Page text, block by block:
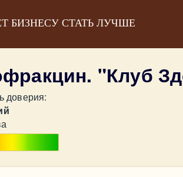
БИЗНЕСУ СТАТЬ ЛУЧШЕ
"Клуб
доверия: